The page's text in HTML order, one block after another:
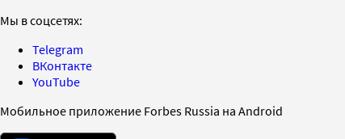
Мы в соцсетях:
Telegram
ВКонтакте
YouTube
Мобильное приложение Forbes Russia на Android